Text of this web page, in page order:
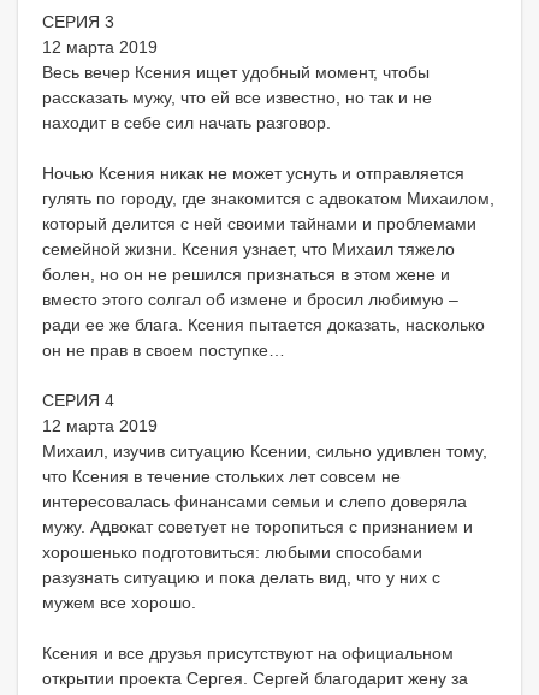
СЕРИЯ 3
12 марта 2019
Весь вечер Ксения ищет удобный момент, чтобы
рассказать мужу, что ей все известно, но так и не
находит в себе сил начать разговор.
Ночью Ксения никак не может уснуть и отправляется
гулять по городу, где знакомится с адвокатом Михаилом,
который делится с ней своими тайнами и проблемами
семейной жизни. Ксения узнает, что Михаил тяжело
болен, но он не решился признаться в этом жене и
вместо этого солгал об измене и бросил любимую –
ради ее же блага. Ксения пытается доказать, насколько
он не прав в своем поступке…
СЕРИЯ 4
12 марта 2019
Михаил, изучив ситуацию Ксении, сильно удивлен тому,
что Ксения в течение стольких лет совсем не
интересовалась финансами семьи и слепо доверяла
мужу. Адвокат советует не торопиться с признанием и
хорошенько подготовиться: любыми способами
разузнать ситуацию и пока делать вид, что у них с
мужем все хорошо.
Ксения и все друзья присутствуют на официальном
открытии проекта Сергея. Сергей благодарит жену за